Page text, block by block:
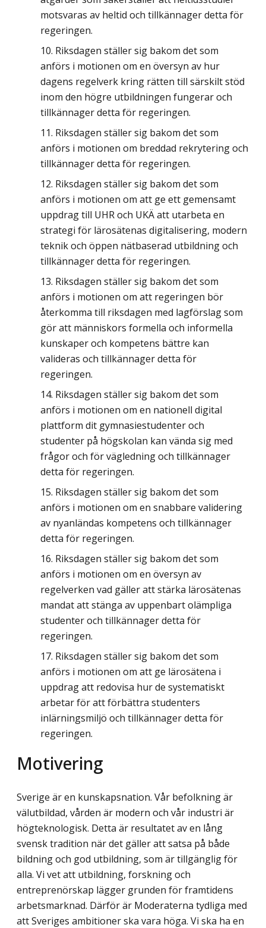
motsvaras av heltid och tillkännager detta för
regeringen.
Riksdagen ställer sig bakom det som
anförs i motionen om en översyn av hur
dagens regelverk kring rätten till särskilt stöd
inom den högre utbildningen fungerar och
tillkännager detta för regeringen.
Riksdagen ställer sig bakom det som
anförs i motionen om breddad rekrytering och
tillkännager detta för regeringen.
Riksdagen ställer sig bakom det som
anförs i motionen om att ge ett gemensamt
uppdrag till UHR och UKÄ att utarbeta en
strategi för lärosätenas digitalisering, modern
teknik och öppen nätbaserad utbildning och
tillkännager detta för regeringen.
Riksdagen ställer sig bakom det som
anförs i motionen om att regeringen bör
återkomma till riksdagen med lagförslag som
gör att människors formella och informella
kunskaper och kompetens bättre kan
valideras och tillkännager detta för
regeringen.
Riksdagen ställer sig bakom det som
anförs i motionen om en nationell digital
plattform dit gymnasiestudenter och
studenter på högskolan kan vända sig med
frågor och för vägledning och tillkännager
detta för regeringen.
Riksdagen ställer sig bakom det som
anförs i motionen om en snabbare validering
av nyanländas kompetens och tillkännager
detta för regeringen.
Riksdagen ställer sig bakom det som
anförs i motionen om en översyn av
regelverken vad gäller att stärka lärosätenas
mandat att stänga av uppenbart olämpliga
studenter och tillkännager detta för
regeringen.
Riksdagen ställer sig bakom det som
anförs i motionen om att ge lärosätena i
uppdrag att redovisa hur de systematiskt
arbetar för att förbättra studenters
inlärningsmiljö och tillkännager detta för
regeringen.
Motivering
Sverige är en kunskapsnation. Vår befolkning är
välutbildad, vården är modern och vår industri är
högteknologisk. Detta är resultatet av en lång
svensk tradition när det gäller att satsa på både
bildning och god utbildning, som är tillgänglig för
alla. Vi vet att utbildning, forskning och
entreprenörskap lägger grunden för framtidens
arbets­marknad. Därför är Moderaterna tydliga med
att Sveriges ambitioner ska vara höga. Vi ska ha en